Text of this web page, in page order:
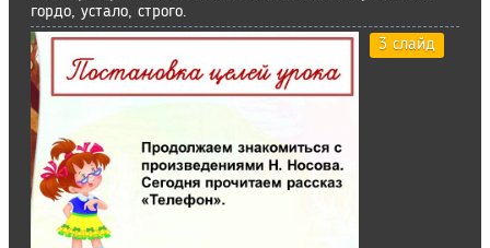
гордо, устало, строго.
3 слайд